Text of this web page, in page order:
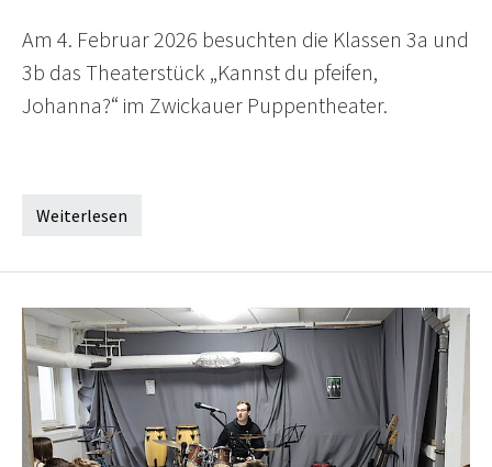
Am 4. Februar 2026 besuchten die Klassen 3a und
3b das Theaterstück „Kannst du pfeifen,
Johanna?“ im Zwickauer Puppentheater.
Weiterlesen